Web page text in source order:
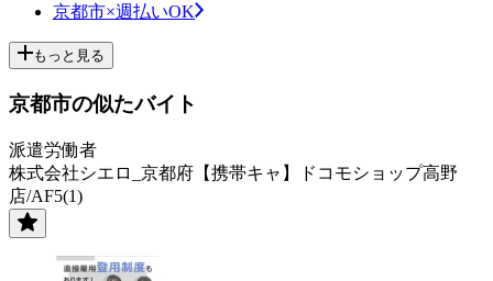
京都市×週払いOK
もっと見る
京都市の似たバイト
派遣労働者
株式会社シエロ_京都府【携帯キャ】ドコモショップ高野
店/AF5(1)